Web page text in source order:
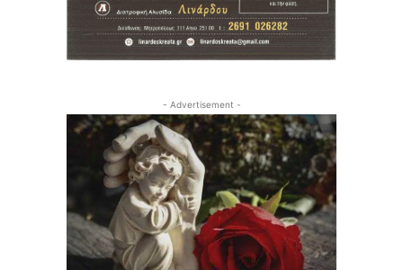
- Advertisement -